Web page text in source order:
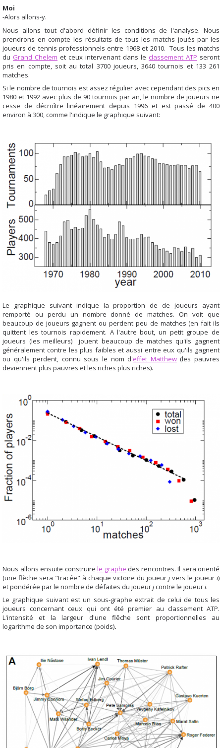
Moi
-Alors allons-y.
Nous allons tout d'abord définir les conditions de l'analyse. Nous
prendrons en compte les résultats de tous les matchs joués par les
joueurs de tennis professionnels entre 1968 et 2010. Tous les matchs
du Grand Chelem et ceux intervenant dans le classement ATP seront
pris en compte, soit au total 3700 joueurs, 3640 tournois et 133 261
matches.
Si le nombre de tournois est assez régulier avec cependant des pics en
1980 et 1992 avec plus de 90 tournois par an, le nombre de joueurs ne
cesse de décroître linéairement depuis 1996 et est passé de 400
environ à 300, comme l'indique le graphique suivant:
Le graphique suivant indique la proportion de de joueurs ayant
remporté ou perdu un nombre donné de matches. On voit que
beaucoup de joueurs gagnent ou perdent peu de matches (en fait ils
quittent les tournois rapidement. A l'autre bout, un petit groupe de
joueurs (les meilleurs) jouent beaucoup de matches qu'ils gagnent
généralement contre les plus faibles et aussi entre eux qu'ils gagnent
ou qu'ils perdent, connu sous le nom d'effet Matthew(les pauvres
deviennent plus pauvres et les riches plus riches).
Nous allons ensuite construire le graphe des rencontres. Il sera orienté
(une flèche sera "tracée" à chaque victoire du joueur jvers le joueur i)
et pondérée par le nombre de défaites du joueurjcontre le joueuri.
Le graphique suivant est un sous-graphe extrait de celui de tous les
joueurs concernant ceux qui ont été premier au classement ATP.
L'intensité et la largeur d'une flêche sont proportionnelles au
logarithme de son importance (poids).